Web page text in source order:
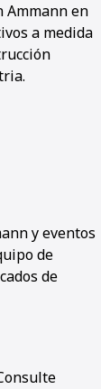
Ammann en
a medida
y eventos
de
de